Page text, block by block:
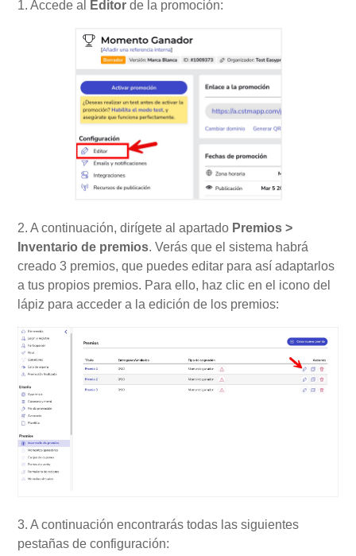
1. Accede al Editor de la promoción:
2. A continuación, dirígete al apartado Premios >
Inventario de premios. Verás que el sistema habrá
creado 3 premios, que puedes editar para así adaptarlos
a tus propios premios. Para ello, haz clic en el icono del
lápiz para acceder a la edición de los premios:
3. A continuación encontrarás todas las siguientes
pestañas de configuración: